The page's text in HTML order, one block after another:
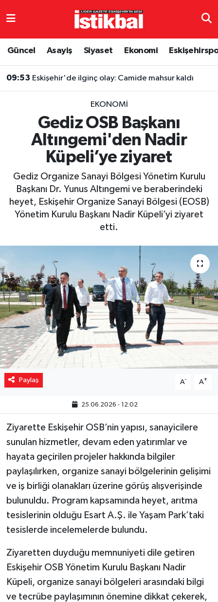
Güncel Asayiş Siyaset Ekonomi
09:53 Eskişehir'de ilginç olay: Camide mahsur kaldı
EKONOMI
Gediz OSB Başkanı
Altıngemi'den Nadir
Küpeli’ye ziyaret
Gediz Organize Sanayi Bölgesi Yönetim Kurulu
Başkanı Dr. Yunus Altıngemi ve beraberindeki
heyet, Eskişehir Organize Sanayi Bölgesi (EOSB)
Yönetim Kurulu Başkanı Nadir Küpeli’yi ziyaret
etti.
Paylaş A- A+
25.06.2026 - 12:02
Ziyarette Eskişehir OSB’nin yapısı, sanayicilere
sunulan hizmetler, devam eden yatırımlar ve
hayata geçirilen projeler hakkında bilgiler
paylaşılırken, organize sanayi bölgelerinin gelişimi
ve iş birliği olanakları üzerine görüş alışverişinde
bulunuldu. Program kapsamında heyet, arıtma
tesislerinin olduğu Esart A.Ş. ile Yaşam Park’taki
tesislerde incelemelerde bulundu.
Ziyaretten duyduğu memnuniyeti dile getiren
Eskişehir OSB Yönetim Kurulu Başkanı Nadir
Küpeli, organize sanayi bölgeleri arasındaki bilgi
ve tecrübe paylaşımının önemine dikkat çekerek,
Eskişehirspor
Spor
Eğitim
Ekonomi
Sağlık
Resmi ilanlar
Eskişehir Nöbetçi Eczaneler
TFF 3.Lig 4.Grup Puan Durumu ve Fikstür
Tüm Manşetler
Son Dakika Haberleri
Haber Arşivi